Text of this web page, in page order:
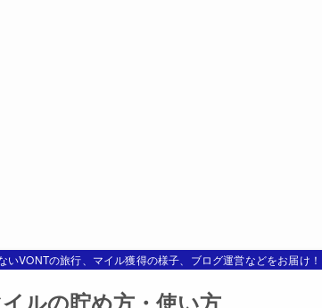
いVONTの旅行、マイル獲得の様子、ブログ運営などをお届け！
ルの貯め方・使い方